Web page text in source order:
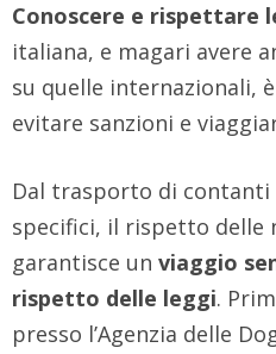
Conoscere e rispettare
italiana, e magari avere
su quelle internazionali,
evitare sanzioni e
Dal trasporto di contanti
specifici, il rispetto delle
garantisce un viaggio
rispetto delle leggi.
presso l’Agenzia delle